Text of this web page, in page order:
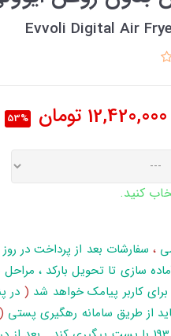
Evvoli Digital Air
12,420,000 تومان 53%
کنید.
، سفارشات بعد از پرداخت در
برای کاربر پیامک خواهد شد ( در
از طریق سامانه رهگیری پستی (